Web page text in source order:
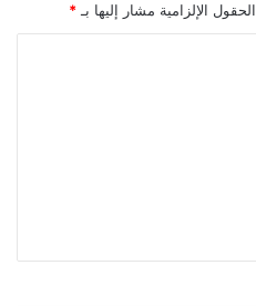
الحقول الإلزامية مشار إليها بـ *